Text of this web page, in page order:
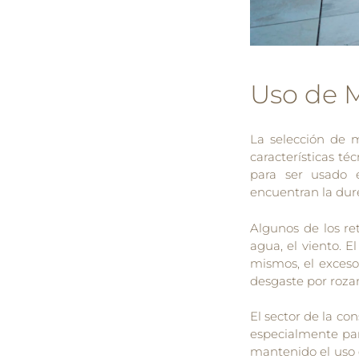
Uso de
La selección de
características
para ser usado
encuentran la
Algunos de los
agua, el viento.
mismos, el
desgaste por
El sector de la
especialmente
mantenido el uso